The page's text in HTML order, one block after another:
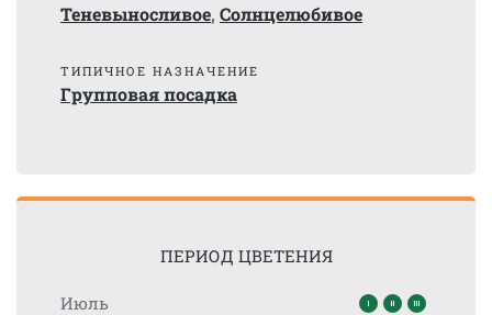
Теневыносливое, Солнцелюбивое
ТИПИЧНОЕ НАЗНАЧЕНИЕ
Групповая посадка
ПЕРИОД ЦВЕТЕНИЯ
Июль